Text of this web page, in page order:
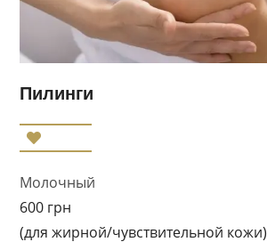
Пилинги
Молочный
600 грн
(для жирной/чувствительной кожи)